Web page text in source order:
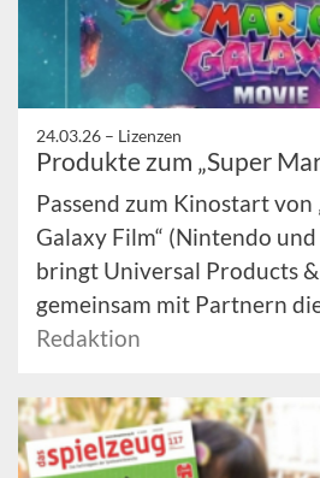
24.03.26 – Lizenzen
Produkte zum „Super
Passend zum Kinostart von
Galaxy Film“ (Nintendo
bringt Universal Products
gemeinsam mit Partnern
Redaktion